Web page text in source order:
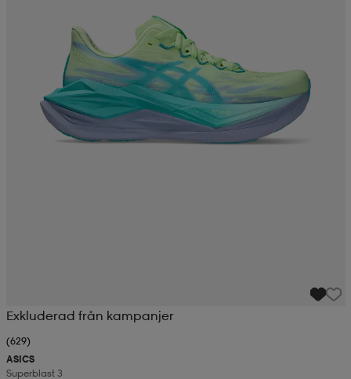
Exkluderad från kampanjer
(629)
ASICS
Superblast 3